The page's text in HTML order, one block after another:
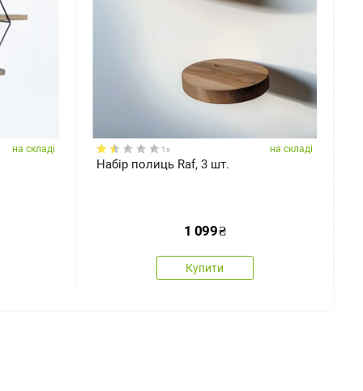
на складі 1x на складі
Набір полиць Raf, 3 шт.
1 099₴
Купити